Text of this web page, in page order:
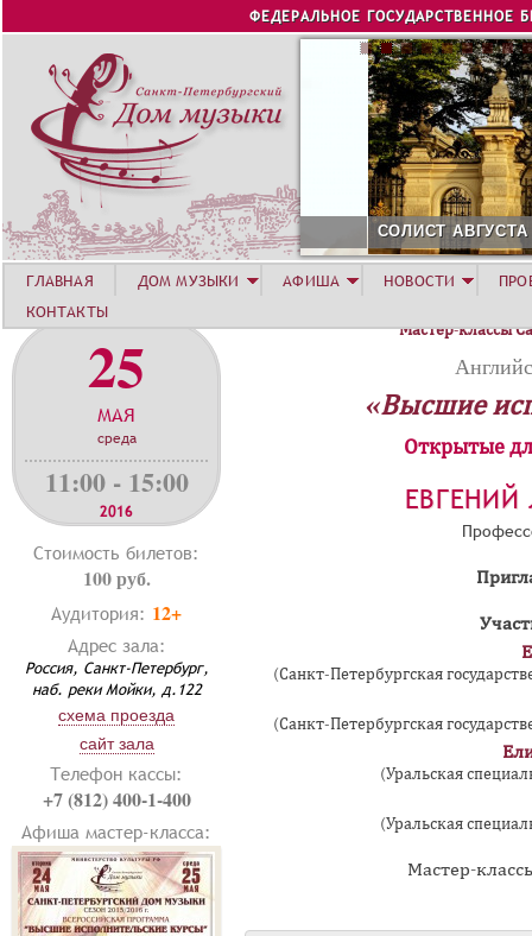
Jump to navigation
ФЕДЕРАЛЬНОЕ ГОСУДАРСТВЕННОЕ
СОЛИСТ АВГУСТА 2026
25
МАЯ
среда
11:00 - 15:00
2016
Стоимость билетов:
100 руб.
Аудитория: 12+
Адрес зала:
Россия, Санкт-Петербург,
наб. реки Мойки, д.122
схема проезда
сайт зала
Телефон кассы:
+7 (812) 400-1-400
Афиша мастер-класса:
Мастер-классы
«Высшие
Открытые
ЕВГЕНИЙ
(Санкт-Петербургская
(Санкт-Петербургская
(Уральская
(Уральская
Мастер-
ГЛАВНАЯ ДОМ МУЗЫКИ АФИША НОВОСТИ
КОНТАКТЫ